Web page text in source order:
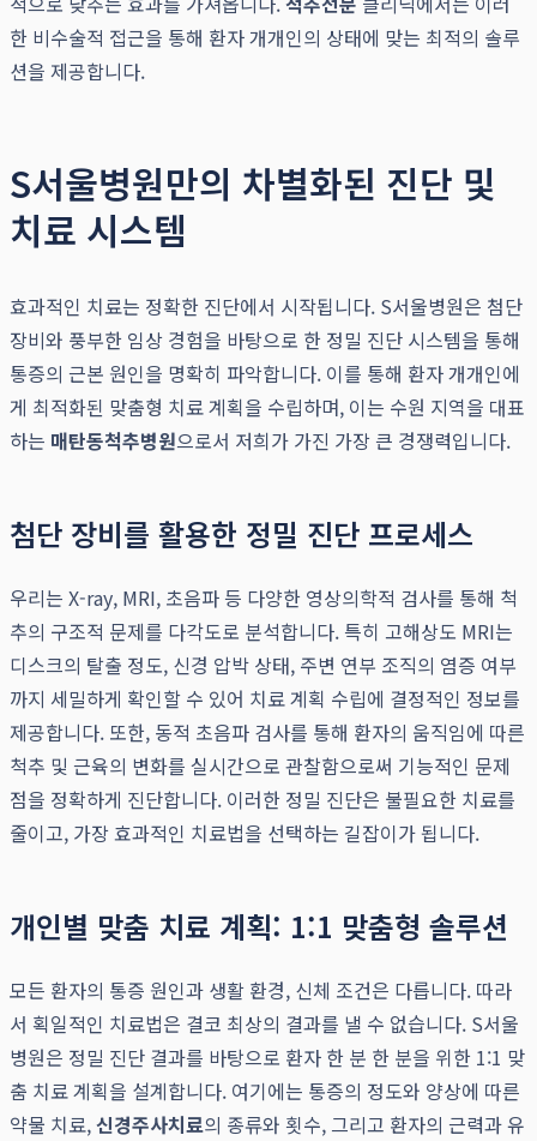
한 비수술적 접근을 통해 환자 개개인의 상태에 맞는 최적의 솔루
션을 제공합니다.
S서울병원만의 차별화된 진단 및
치료 시스템
효과적인 치료는 정확한 진단에서 시작됩니다. S서울병원은 첨단
장비와 풍부한 임상 경험을 바탕으로 한 정밀 진단 시스템을 통해
통증의 근본 원인을 명확히 파악합니다. 이를 통해 환자 개개인에
게 최적화된 맞춤형 치료 계획을 수립하며, 이는 수원 지역을 대표
하는 매탄동척추병원으로서 저희가 가진 가장 큰 경쟁력입니다.
첨단 장비를 활용한 정밀 진단 프로세스
우리는 X-ray, MRI, 초음파 등 다양한 영상의학적 검사를 통해 척
추의 구조적 문제를 다각도로 분석합니다. 특히 고해상도 MRI는
디스크의 탈출 정도, 신경 압박 상태, 주변 연부 조직의 염증 여부
까지 세밀하게 확인할 수 있어 치료 계획 수립에 결정적인 정보를
제공합니다. 또한, 동적 초음파 검사를 통해 환자의 움직임에 따른
척추 및 근육의 변화를 실시간으로 관찰함으로써 기능적인 문제
점을 정확하게 진단합니다. 이러한 정밀 진단은 불필요한 치료를
줄이고, 가장 효과적인 치료법을 선택하는 길잡이가 됩니다.
개인별 맞춤 치료 계획: 1:1 맞춤형 솔루션
모든 환자의 통증 원인과 생활 환경, 신체 조건은 다릅니다. 따라
서 획일적인 치료법은 결코 최상의 결과를 낼 수 없습니다. S서울
병원은 정밀 진단 결과를 바탕으로 환자 한 분 한 분을 위한 1:1 맞
춤 치료 계획을 설계합니다. 여기에는 통증의 정도와 양상에 따른
약물 치료,신경주사치료의 종류와 횟수, 그리고 환자의 근력과 유